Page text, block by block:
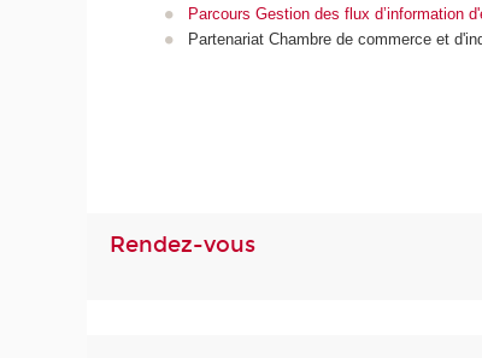
Parcours Gestion des flux d’information
Partenariat Chambre de commerce et
Rendez-vous